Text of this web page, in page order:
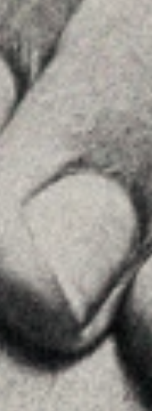
28002 , Madrid
+34 915759925
See on GoogleMaps
About Us
Team
Advice
Insights
Contact
FOLLOW US
Linkedin
Instagram
Youtube